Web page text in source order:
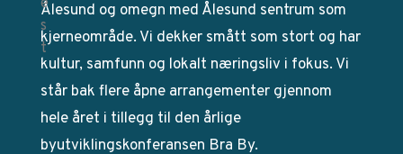
Ålesund og omegn med Ålesund sentrum som
kjerneområde. Vi dekker smått som stort og har
kultur, samfunn og lokalt næringsliv i fokus. Vi
står bak flere åpne arrangementer gjennom
hele året i tillegg til den årlige
byutviklingskonferansen Bra By.